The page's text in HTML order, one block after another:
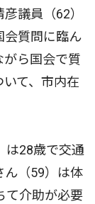
議員（62）
会質問に臨ん
ら国会で質
て、市内在
は28歳で交通
ん（59）は体
て介助が必要